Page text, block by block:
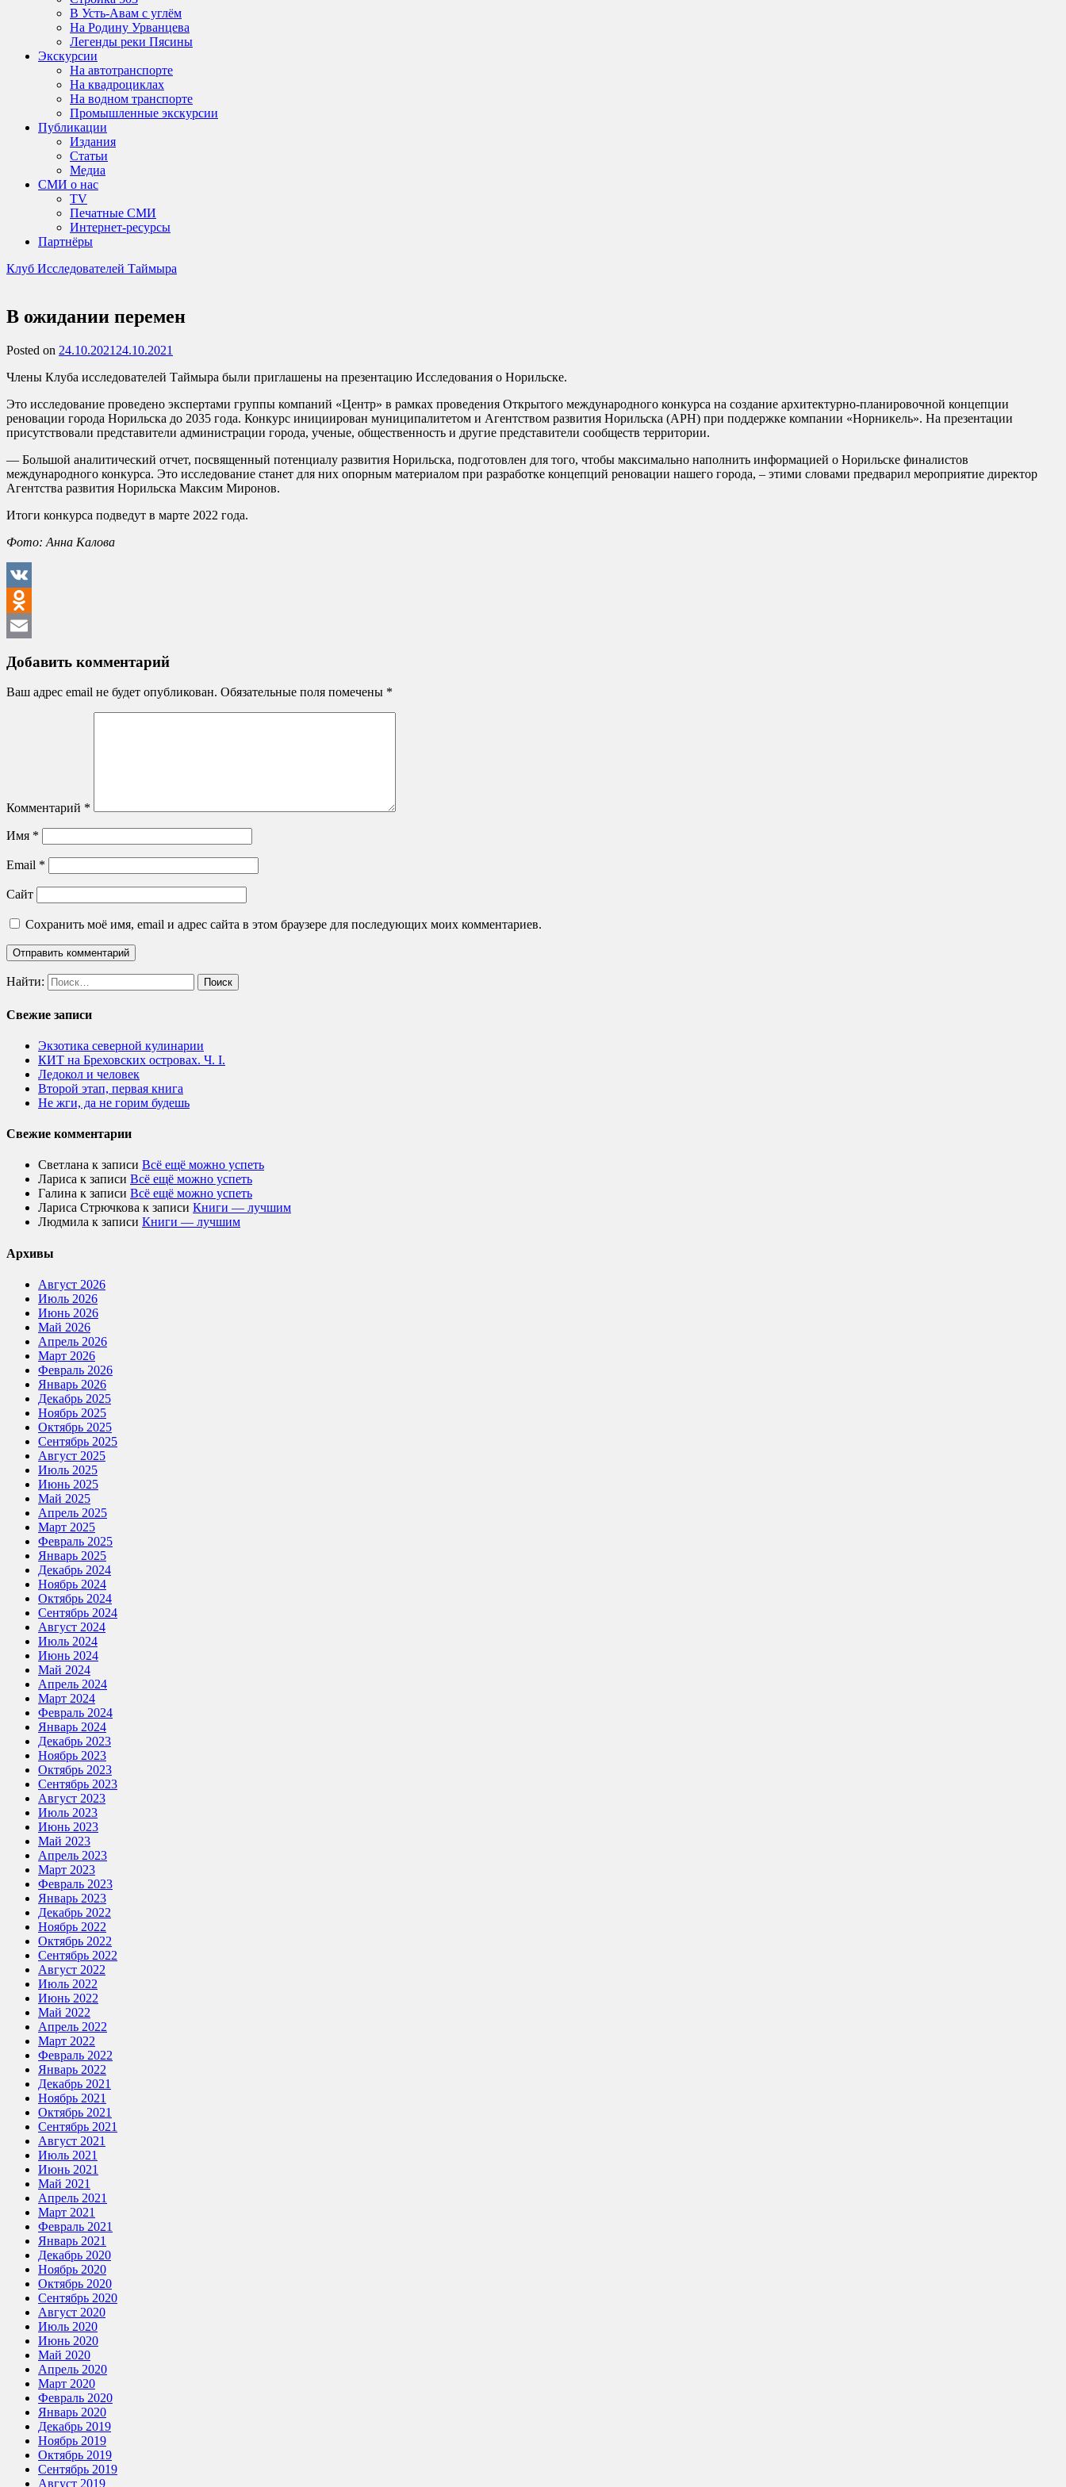
В Усть-Авам с углём
На Родину Урванцева
Легенды реки Пясины
Экскурсии
На автотранспорте
На квадроциклах
На водном транспорте
Промышленные экскурсии
Публикации
Издания
Статьи
Медиа
СМИ о нас
TV
Печатные СМИ
Интернет-ресурсы
Партнёры
Клуб Исследователей Таймыра
В ожидании перемен
Posted on 24.10.2021 24.10.2021
Члены Клуба исследователей Таймыра были приглашены на презентацию Исследования о Норильске.
Это исследование проведено экспертами группы компаний «Центр» в рамках проведения Открытого международного конкурса на создание архитектурно-планировочной концепции
реновации города Норильска до 2035 года. Конкурс инициирован муниципалитетом и Агентством развития Норильска (АРН) при поддержке компании «Норникель». На презентации
присутствовали представители администрации города, ученые, общественность и другие представители сообществ территории.
— Большой аналитический отчет, посвященный потенциалу развития Норильска, подготовлен для того, чтобы максимально наполнить информацией о Норильске финалистов
международного конкурса. Это исследование станет для них опорным материалом при разработке концепций реновации нашего города, – этими словами предварил мероприятие директор
Агентства развития Норильска Максим Миронов.
Итоги конкурса подведут в марте 2022 года.
Фото: Анна Калова
VK
Odnoklassniki
Добавить комментарий
Ваш адрес email не будет опубликован. Обязательные поля помечены *
Комментарий *
Имя *
Email *
Сайт
Сохранить моё имя, email и адрес сайта в этом браузере для последующих моих комментариев.
Найти:
Свежие записи
Экзотика северной кулинарии
КИТ на Бреховских островах. Ч. I.
Ледокол и человек
Второй этап, первая книга
Не жги, да не горим будешь
Свежие комментарии
Светлана к записи Всё ещё можно успеть
Лариса к записи Всё ещё можно успеть
Галина к записи Всё ещё можно успеть
Лариса Стрючкова к записи Книги — лучшим
Людмила к записи Книги — лучшим
Архивы
Август 2026
Июль 2026
Июнь 2026
Май 2026
Апрель 2026
Март 2026
Февраль 2026
Январь 2026
Декабрь 2025
Ноябрь 2025
Октябрь 2025
Сентябрь 2025
Август 2025
Июль 2025
Июнь 2025
Май 2025
Апрель 2025
Март 2025
Февраль 2025
Январь 2025
Декабрь 2024
Ноябрь 2024
Октябрь 2024
Сентябрь 2024
Август 2024
Июль 2024
Июнь 2024
Май 2024
Апрель 2024
Март 2024
Февраль 2024
Январь 2024
Декабрь 2023
Ноябрь 2023
Октябрь 2023
Сентябрь 2023
Август 2023
Июль 2023
Июнь 2023
Май 2023
Апрель 2023
Март 2023
Февраль 2023
Январь 2023
Декабрь 2022
Ноябрь 2022
Октябрь 2022
Сентябрь 2022
Август 2022
Июль 2022
Июнь 2022
Май 2022
Апрель 2022
Март 2022
Февраль 2022
Январь 2022
Декабрь 2021
Ноябрь 2021
Октябрь 2021
Сентябрь 2021
Август 2021
Июль 2021
Июнь 2021
Май 2021
Апрель 2021
Март 2021
Февраль 2021
Январь 2021
Декабрь 2020
Ноябрь 2020
Октябрь 2020
Сентябрь 2020
Август 2020
Июль 2020
Июнь 2020
Май 2020
Апрель 2020
Март 2020
Февраль 2020
Январь 2020
Декабрь 2019
Ноябрь 2019
Октябрь 2019
Сентябрь 2019
Август 2019